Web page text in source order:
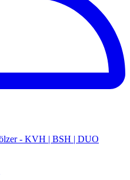
- KVH | BSH | DUO